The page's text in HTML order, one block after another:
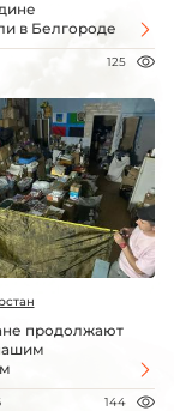
в Белгороде
125
продолжают
144